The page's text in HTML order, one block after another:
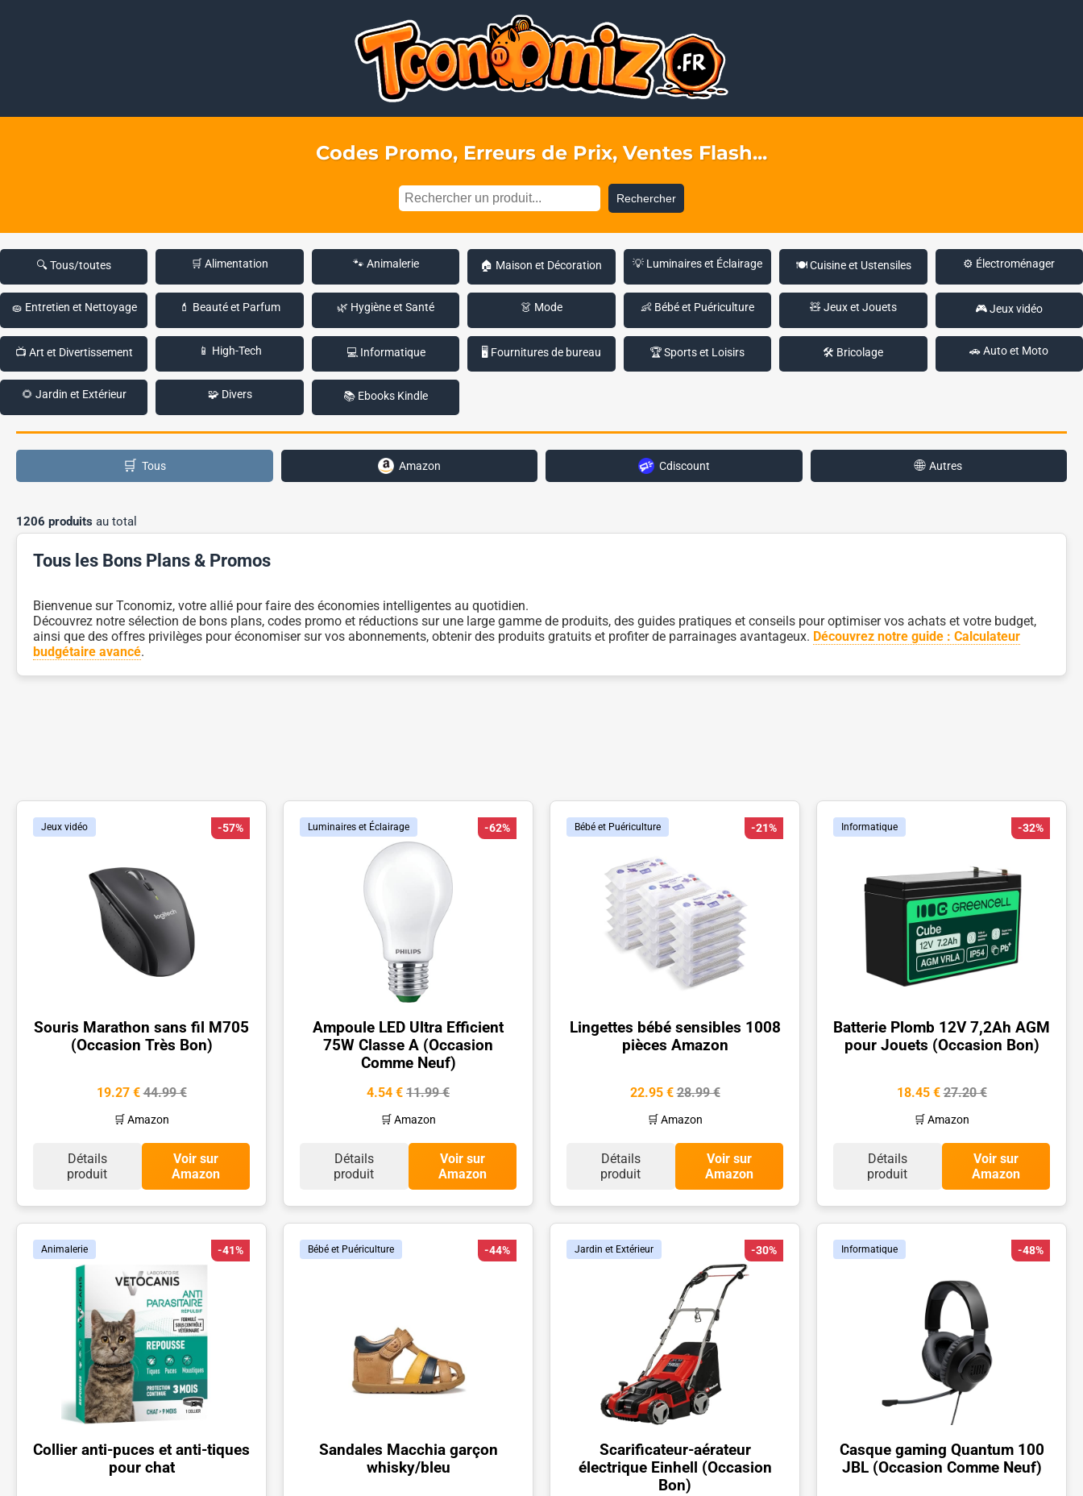
Codes Promo, Erreurs de Prix, Ventes Flash...
Rechercher
🔍 Tous/toutes 🛒 Alimentation 🐾 Animalerie 🏠 Maison et Décoration 💡 Luminaires et Éclairage 🍽️ Cuisine et Ustensiles ⚙️ Électroménager
🧽 Entretien et Nettoyage 💄 Beauté et Parfum 🌿 Hygiène et Santé 👗 Mode 👶 Bébé et Puériculture 🧸 Jeux et Jouets 🎮 Jeux vidéo
📺 Art et Divertissement 📱 High-Tech 💻 Informatique 🖥️ Fournitures de bureau 🏆 Sports et Loisirs 🛠️ Bricolage 🚗 Auto et Moto
🌻 Jardin et Extérieur 🧩 Divers 📚 Ebooks Kindle
🛒 Tous Amazon Cdiscount 🌐 Autres
1206 produits au total
Tous les Bons Plans & Promos
Bienvenue sur Tconomiz, votre allié pour faire des économies intelligentes au quotidien.
Découvrez notre sélection de bons plans, codes promo et réductions sur une large gamme de produits, des guides pratiques et conseils pour optimiser vos achats et votre budget,
ainsi que des offres privilèges pour économiser sur vos abonnements, obtenir des produits gratuits et profiter de parrainages avantageux. Découvrez notre guide : Calculateur
budgétaire avancé.
Jeux vidéo -57%
Souris Marathon sans fil M705
(Occasion Très Bon)
19.27 €44.99 €
🛒 Amazon
Détails
produit
Voir sur
Amazon
Luminaires et Éclairage -62%
Ampoule LED Ultra Efficient
75W Classe A (Occasion
Comme Neuf)
4.54 € 11.99 €
🛒 Amazon
Détails
produit
Voir sur
Amazon
Bébé et Puériculture -21%
Lingettes bébé sensibles 1008
pièces Amazon
22.95 €28.99 €
🛒 Amazon
Détails
produit
Voir sur
Amazon
Informatique -32%
Batterie Plomb 12V 7,2Ah AGM
pour Jouets (Occasion Bon)
18.45 €27.20 €
🛒 Amazon
Détails
produit
Voir sur
Amazon
Animalerie -41%
Collier anti-puces et anti-tiques
pour chat
Bébé et Puériculture -44%
Sandales Macchia garçon
whisky/bleu
Jardin et Extérieur -30%
Scarificateur-aérateur
électrique Einhell (Occasion
Bon)
Informatique -48%
Casque gaming Quantum 100
JBL (Occasion Comme Neuf)